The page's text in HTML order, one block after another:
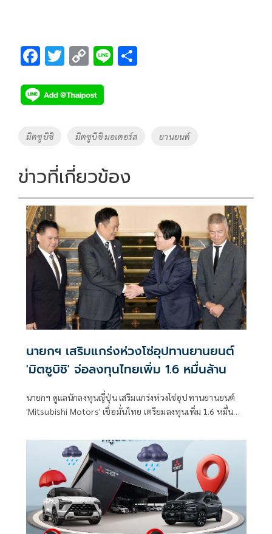
F
e
b
o
k
T
tt
er
C
p
y
Li
k
Li
Tags
มิตซูบิชิ มิตซูบิชิ มอเตอร์ส ยานยนต์
ข่าวที่เกี่ยวข้อง
นายกฯ เสริมแกร่งห่วงโซ่อุปทานยานยนต์
'มิตซูบิชิ' จ่อลงทุนไทยเพิ่ม 1.6 หมื่นล้าน
นายกฯ ดูแลนักลงทุนญี่ปุ่น เสริมแกร่งห่วงโซ่อุปทานยานยนต์
'Mitsubishi Motors' เชื่อมั่นไทย เตรียมลงทุนเพิ่ม 1.6 หมื่น